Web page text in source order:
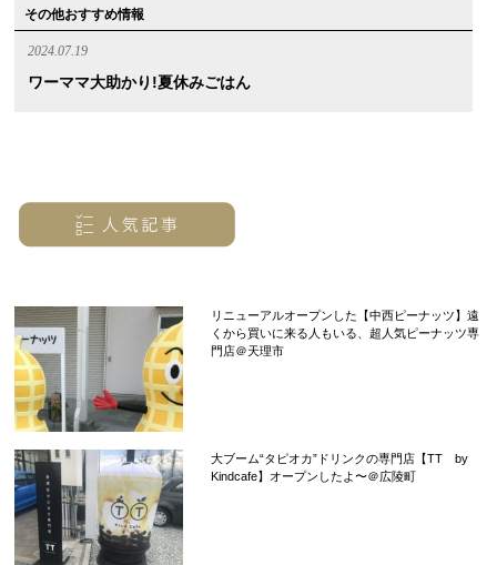
その他おすすめ情報
2024.07.19
ワーママ大助かり!夏休みごはん
リニューアルオープンした【中西ピーナッツ】遠
くから買いに来る人もいる、超人気ピーナッツ専
門店＠天理市
大ブーム“タピオカ”ドリンクの専門店【TT by
Kindcafe】オープンしたよ〜＠広陵町